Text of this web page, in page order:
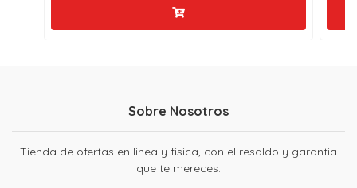
Sobre Nosotros
Tienda de ofertas en linea y fisica, con el resaldo y garantia
que te mereces.